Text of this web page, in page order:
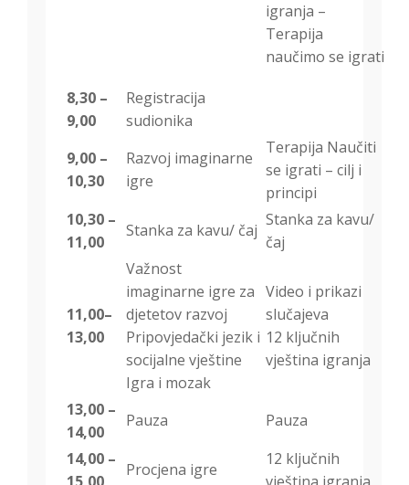
igranja –
Terapija
naučimo se igrati
8,30 –
9,00
Registracija
sudionika
9,00 –
10,30
Razvoj imaginarne
igre
Terapija Naučiti
se igrati – cilj i
principi
10,30 –
11,00
Stanka za kavu/ čaj
Stanka za kavu/
čaj
11,00–
13,00
Važnost
imaginarne igre za
djetetov razvoj
Pripovjedački jezik i
socijalne vještine
Igra i mozak
Video i prikazi
slučajeva
12 ključnih
vještina igranja
13,00 –
14,00
Pauza
Pauza
14,00 –
Procjena igre
12 ključnih